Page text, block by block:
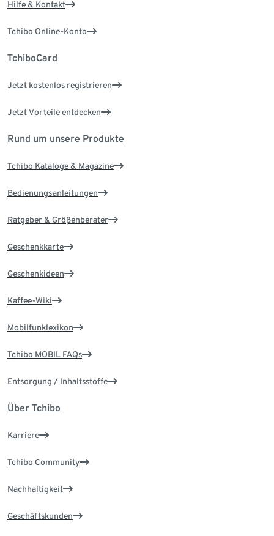
Hilfe & Kontakt
Tchibo Online-Konto
TchiboCard
Jetzt kostenlos registrieren
Jetzt Vorteile entdecken
Rund um unsere Produkte
Tchibo Kataloge & Magazine
Bedienungsanleitungen
Ratgeber & Größenberater
Geschenkkarte
Geschenkideen
Kaffee-Wiki
Mobilfunklexikon
Tchibo MOBIL FAQs
Entsorgung / Inhaltsstoffe
Über Tchibo
Karriere
Tchibo Community
Nachhaltigkeit
Geschäftskunden